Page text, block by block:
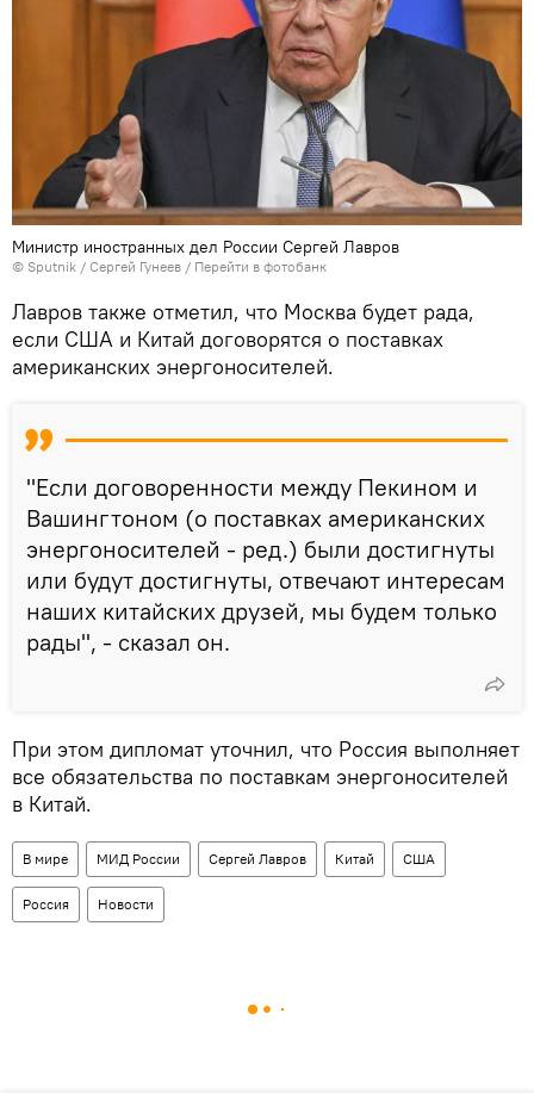
Министр иностранных дел России Сергей Лавров
© Sputnik / Сергей Гунеев / Перейти в фотобанк
Лавров также отметил, что Москва будет рада,
если США и Китай договорятся о поставках
американских энергоносителей.
"Если договоренности между Пекином и
Вашингтоном (о поставках американских
энергоносителей - ред.) были достигнуты
или будут достигнуты, отвечают интересам
наших китайских друзей, мы будем только
рады", - сказал он.
При этом дипломат уточнил, что Россия выполняет
все обязательства по поставкам энергоносителей
в Китай.
В мире МИД России Сергей Лавров Китай США
Россия Новости